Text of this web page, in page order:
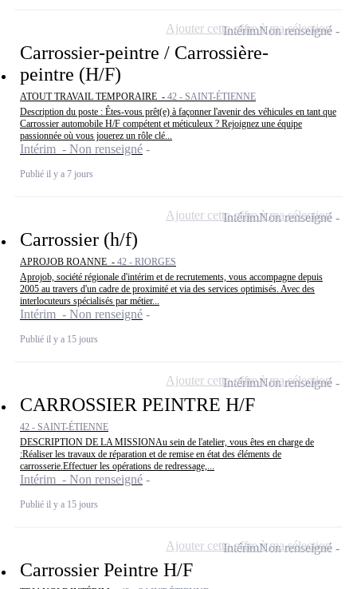
Carrossier-peintre / Carrossière-
peintre (H/F)
ATOUT TRAVAIL TEMPORAIRE - 42 - SAINT-ÉTIENNE
Description du poste : Êtes-vous prêt(e) à façonner l'avenir des véhicules en tant que
Carrossier automobile H/F compétent et méticuleux ? Rejoignez une équipe
passionnée où vous jouerez un rôle clé...
Intérim - Non renseigné
Publié il y a 7 jours
IntérimNon renseigné
Ajouter cette offre à ma sélection
Carrossier (h/f)
APROJOB ROANNE - 42 - RIORGES
Aprojob, société régionale d'intérim et de recrutements, vous accompagne depuis
2005 au travers d'un cadre de proximité et via des services optimisés. Avec des
interlocuteurs spécialisés par métier...
Intérim - Non renseigné
Publié il y a 15 jours
IntérimNon renseigné
Ajouter cette offre à ma sélection
CARROSSIER PEINTRE H/F
42 - SAINT-ÉTIENNE
DESCRIPTION DE LA MISSIONAu sein de l'atelier, vous êtes en charge de
:Réaliser les travaux de réparation et de remise en état des éléments de
carrosserie.Effectuer les opérations de redressage,...
Intérim - Non renseigné
Publié il y a 15 jours
IntérimNon renseigné
Ajouter cette offre à ma sélection
Carrossier Peintre H/F
IntérimNon renseigné
Ajouter cette offre à ma sélection